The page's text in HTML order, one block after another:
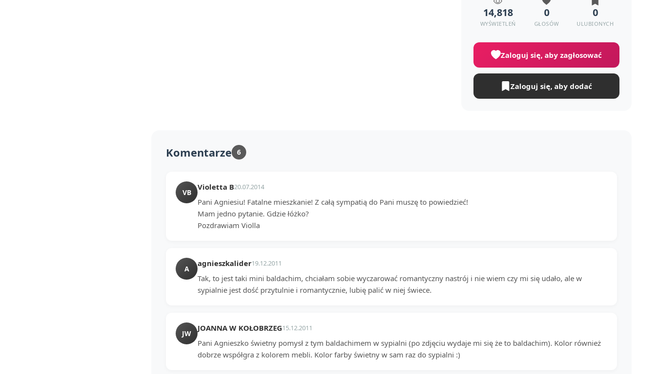
14,818
WYŚWIETLEŃ
0
GŁOSÓW
0
ULUBIONYCH
Zaloguj się, aby zagłosować
Zaloguj się, aby dodać
Komentarze 6
VB
Violetta B20.07.2014
Pani Agniesiu! Fatalne mieszkanie! Z całą sympatią do Pani muszę to powiedzieć!
Mam jedno pytanie. Gdzie łóżko?
Pozdrawiam Violla
A
agnieszkalider19.12.2011
Tak, to jest taki mini baldachim, chciałam sobie wyczarować romantyczny nastrój i nie wiem czy mi się udało, ale w
sypialnie jest dość przytulnie i romantycznie, lubię palić w niej świece.
JW
JOANNA W KOŁOBRZEG15.12.2011
Pani Agnieszko świetny pomysł z tym baldachimem w sypialni (po zdjęciu wydaje mi się że to baldachim). Kolor również
dobrze współgra z kolorem mebli. Kolor farby świetny w sam raz do sypialni :)